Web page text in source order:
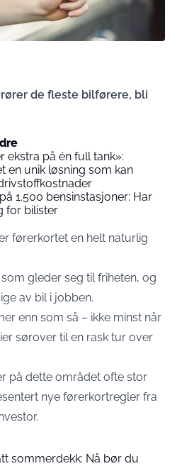
de fleste bilførere, bli
ekstra på én full tank»:
en unik løsning som kan
1.500 bensinstasjoner: Har
for bilister
førerkortet en helt naturlig
gleder seg til friheten, og
av bil i jobben.
enn som så – ikke minst når
sørover til en rask tur over
på dette området ofte stor
nye førerkortregler fra
sommerdekk: Nå bør du